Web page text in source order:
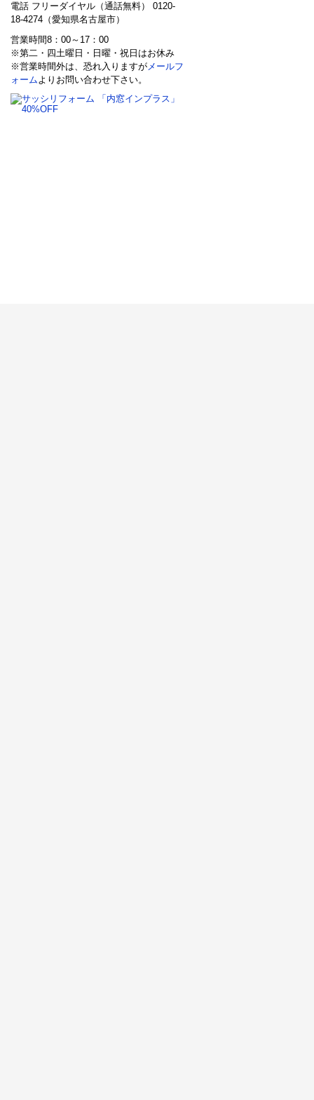
電話 フリーダイヤル（通話無料） 0120-
18-4274（愛知県名古屋市）
営業時間8：00～17：00
※第二・四土曜日・日曜・祝日はお休み
※営業時間外は、恐れ入りますがメールフ
ォームよりお問い合わせ下さい。